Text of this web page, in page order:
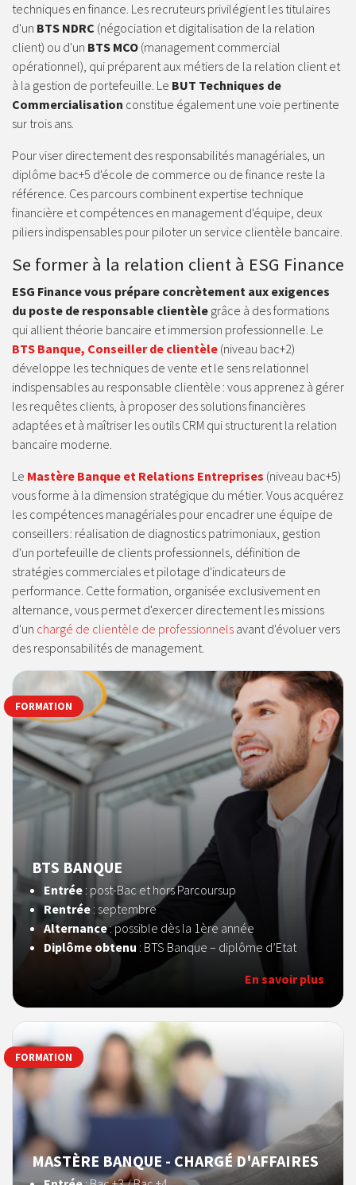
techniques en finance. Les recruteurs privilégient les titulaires
d'un BTS NDRC (négociation et digitalisation de la relation
client) ou d'un BTS MCO (management commercial
opérationnel), qui préparent aux métiers de la relation client et
à la gestion de portefeuille. Le BUT Techniques de
Commercialisation constitue également une voie pertinente
sur trois ans.
Pour viser directement des responsabilités managériales, un
diplôme bac+5 d'école de commerce ou de finance reste la
référence. Ces parcours combinent expertise technique
financière et compétences en management d'équipe, deux
piliers indispensables pour piloter un service clientèle bancaire.
Se former à la relation client à ESG Finance
ESG Finance vous prépare concrètement aux exigences
du poste de responsable clientèle grâce à des formations
qui allient théorie bancaire et immersion professionnelle. Le
BTS Banque, Conseiller de clientèle (niveau bac+2)
développe les techniques de vente et le sens relationnel
indispensables au responsable clientèle : vous apprenez à gérer
les requêtes clients, à proposer des solutions financières
adaptées et à maîtriser les outils CRM qui structurent la relation
bancaire moderne.
Le Mastère Banque et Relations Entreprises (niveau bac+5)
vous forme à la dimension stratégique du métier. Vous acquérez
les compétences managériales pour encadrer une équipe de
conseillers : réalisation de diagnostics patrimoniaux, gestion
d'un portefeuille de clients professionnels, définition de
stratégies commerciales et pilotage d'indicateurs de
performance. Cette formation, organisée exclusivement en
alternance, vous permet d'exercer directement les missions
d'un chargé de clientèle de professionnels avant d'évoluer vers
des responsabilités de management.
BTS BANQUE
Entrée : post-Bac et hors Parcoursup
Rentrée : septembre
Alternance: possible dès la 1ère année
Diplôme obtenu : BTS Banque – diplôme d’Etat
En savoir plus
FORMATION
MASTÈRE BANQUE - CHARGÉ D'AFFAIRES
FORMATION